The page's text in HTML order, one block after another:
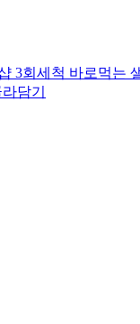
3회세척 바로먹는
라담기